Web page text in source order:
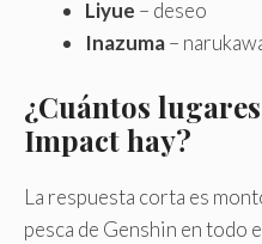
Liyue – deseo
Inazuma–
¿Cuántos
Impact hay?
La respuesta corta es
pesca de Genshin en todo